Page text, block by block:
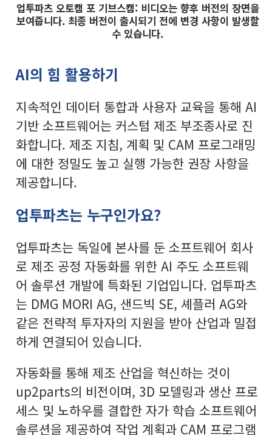
업투파츠 오토캠 포 기브스캠: 비디오는 향후 버전의 장면을
보여줍니다. 최종 버전이 출시되기 전에 변경 사항이 발생할
수 있습니다.
AI의 힘 활용하기
지속적인 데이터 통합과 사용자 교육을 통해 AI
기반 소프트웨어는 커스텀 제조 부조종사로 진
화합니다. 제조 지침, 계획 및 CAM 프로그래밍
에 대한 정밀도 높고 실행 가능한 권장 사항을
제공합니다.
업투파츠는 누구인가요?
업투파츠는 독일에 본사를 둔 소프트웨어 회사
로 제조 공정 자동화를 위한 AI 주도 소프트웨
어 솔루션 개발에 특화된 기업입니다. 업투파츠
는 DMG MORI AG, 샌드빅 SE, 셰플러 AG와
같은 전략적 투자자의 지원을 받아 산업과 밀접
하게 연결되어 있습니다.
자동화를 통해 제조 산업을 혁신하는 것이
up2parts의 비전이며, 3D 모델링과 생산 프로
세스 및 노하우를 결합한 자가 학습 소프트웨어
솔루션을 제공하여 작업 계획과 CAM 프로그램